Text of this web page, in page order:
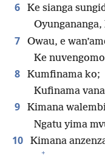
6
Ke sianga
7
Owau, e
Ke
8
Kumfinama ko;
Kufinama
9 Kimana
Ngatu yima
10 Kimana
+